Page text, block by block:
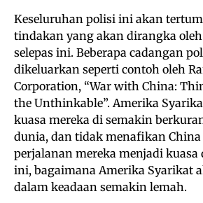
Keseluruhan polisi ini akan
tindakan yang akan dirangka
selepas ini. Beberapa cadangan
dikeluarkan seperti contoh oleh
Corporation, “War with China:
the Unthinkable”. Amerika
kuasa mereka di semakin
dunia, dan tidak menafikan China
perjalanan mereka menjadi kuasa
ini, bagaimana Amerika Syarikat
dalam keadaan semakin lemah.